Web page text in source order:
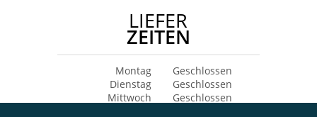
LIEFER
ZEITEN
Montag
Geschlossen
Dienstag
Geschlossen
Mittwoch
Geschlossen